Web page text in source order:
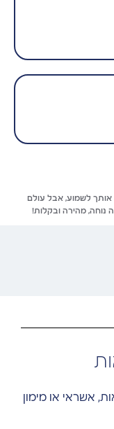
אותך לשמוע, אבל עולם
נוחה, מהירה ובקלות!
אשראי או מימון